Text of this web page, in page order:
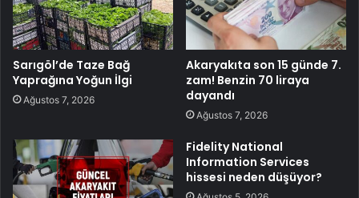
Sarıgöl’de Taze Bağ
Yaprağına Yoğun İlgi
Ağustos 7, 2026
Akaryakıta son 15 günde 7.
zam! Benzin 70 liraya
dayandı
Ağustos 7, 2026
Fidelity National
Information Services
hissesi neden düşüyor?